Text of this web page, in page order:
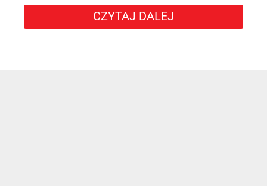
CZYTAJ DALEJ